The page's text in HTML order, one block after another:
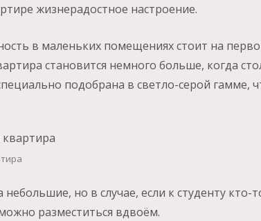
жизнерадостное настроение.
в маленьких помещениях стоит на
становится немного больше, когда
подобрана в светло-серой гамме,
но в случае, если к студенту кто-
разместиться вдвоём.